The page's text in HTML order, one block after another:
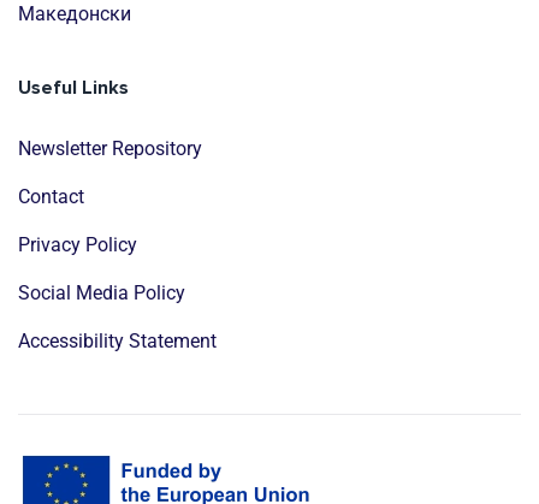
Mакедонски
Useful Links
Newsletter Repository
Contact
Privacy Policy
Social Media Policy
Accessibility Statement